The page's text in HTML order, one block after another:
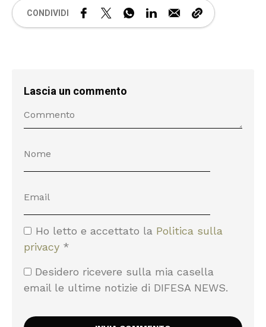
CONDIVIDI
Lascia un commento
Ho letto e accettato la Politica sulla
privacy *
Desidero ricevere sulla mia casella
email le ultime notizie di DIFESA NEWS.